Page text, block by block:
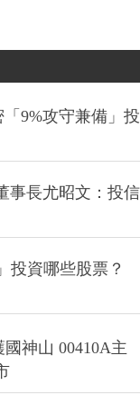
9%攻守兼備」投
事長尤昭文：投信
投資哪些股票？
神山 00410A主